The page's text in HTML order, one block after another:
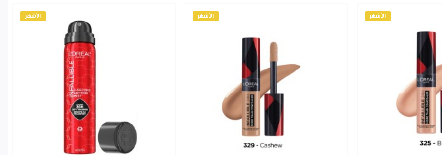
الأشهر الأشهر الأشهر